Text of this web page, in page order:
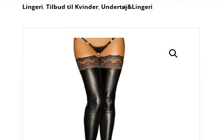
Lingeri, Tilbud til Kvinder, Undertøj&Lingeri